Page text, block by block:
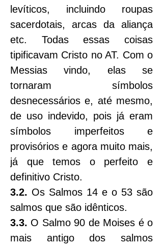
levíticos, incluindo roupas
sacerdotais, arcas da aliança
etc. Todas essas coisas
tipificavam Cristo no AT. Com o
Messias vindo, elas se
tornaram símbolos
desnecessários e, até mesmo,
de uso indevido, pois já eram
símbolos imperfeitos e
provisórios e agora muito mais,
já que temos o perfeito e
definitivo Cristo.
3.2. Os Salmos 14 e o 53 são
salmos que são idênticos.
3.3. O Salmo 90 de Moises é o
mais antigo dos salmos